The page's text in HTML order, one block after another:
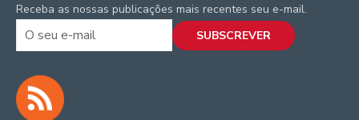
Receba as nossas publicações mais recentes seu e-mail.